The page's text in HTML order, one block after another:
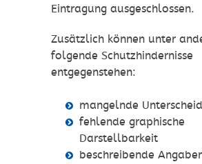
Eintragung ausgeschlossen.
Zusätzlich können unter
folgende Schutzhindernisse
entgegenstehen:
mangelnde
fehlende graphische
Darstellbarkeit
beschreibende